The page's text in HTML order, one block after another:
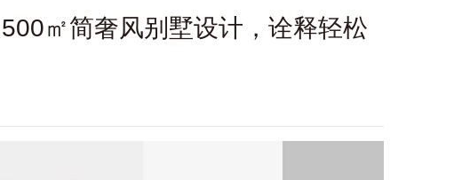
㎡简奢风别墅设计，诠释轻松